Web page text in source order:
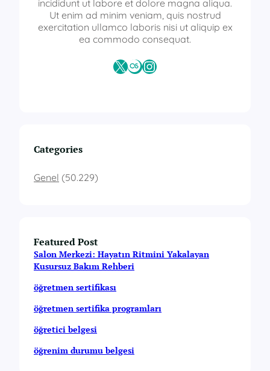
incididunt ut labore et dolore magna aliqua.
Ut enim ad minim veniam, quis nostrud
exercitation ullamco laboris nisi ut aliquip ex
ea commodo consequat.
X Last.fmInstagram
Categories
Genel (50.229)
Featured Post
Salon Merkezi: Hayatın Ritmini Yakalayan
Kusursuz Bakım Rehberi
öğretmen sertifikası
öğretmen sertifika programları
öğretici belgesi
öğrenim durumu belgesi